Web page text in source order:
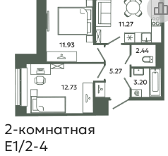
Объект месяца
2‑комнатная
Е1/2-4